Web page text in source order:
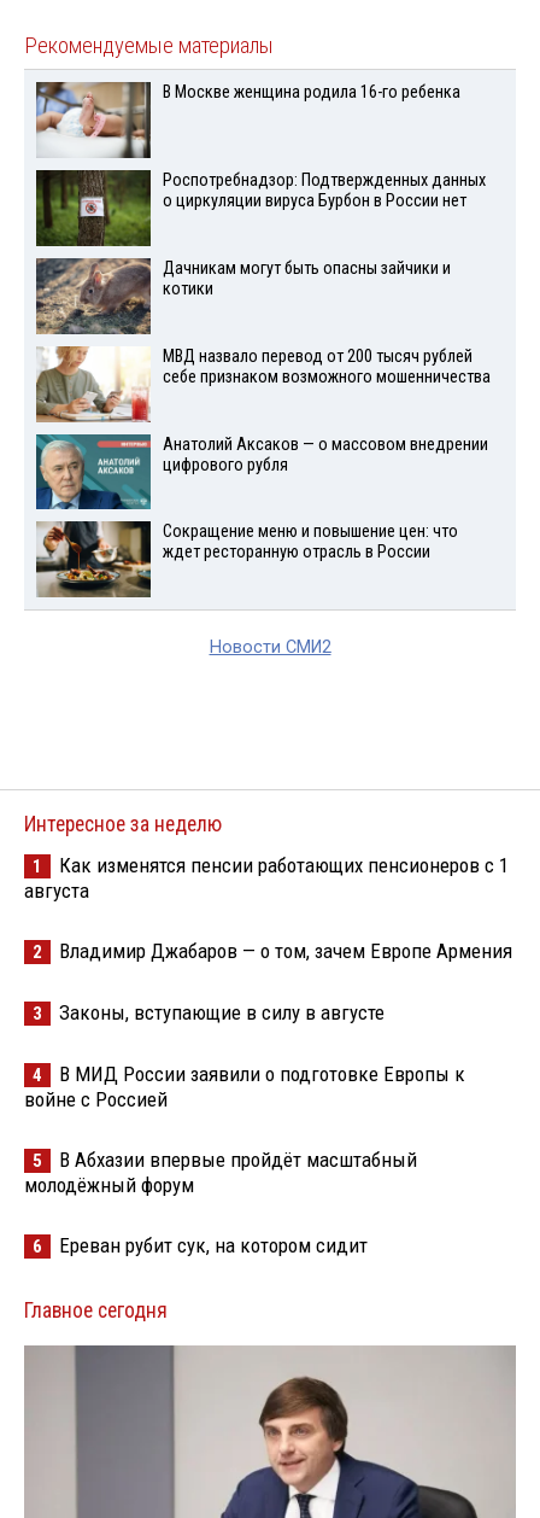
Рекомендуемые материалы
В Москве женщина родила 16-го ребенка
Роспотребнадзор: Подтвержденных данных
о циркуляции вируса Бурбон в России нет
Дачникам могут быть опасны зайчики и
котики
МВД назвало перевод от 200 тысяч рублей
себе признаком возможного мошенничества
Анатолий Аксаков — о массовом внедрении
цифрового рубля
Сокращение меню и повышение цен: что
ждет ресторанную отрасль в России
Новости СМИ2
Интересное за неделю
1
Как изменятся пенсии работающих пенсионеров с 1
августа
2 Владимир Джабаров — о том, зачем Европе Армения
3 Законы, вступающие в силу в августе
4
В МИД России заявили о подготовке Европы к
войне с Россией
5
В Абхазии впервые пройдёт масштабный
молодёжный форум
6 Ереван рубит сук, на котором сидит
Главное сегодня